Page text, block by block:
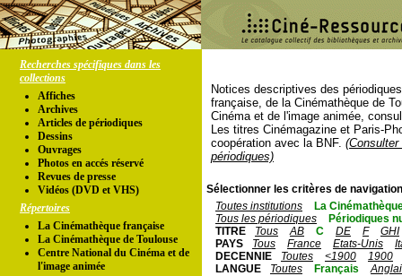
Recherches spécifiques dans les
collections
Affiches
Archives
Articles de périodiques
Dessins
Ouvrages
Photos en accés réservé
Revues de presse
Vidéos (DVD et VHS)
Répertoires
La Cinémathèque française
La Cinémathèque de Toulouse
Centre National du Cinéma et de
l'image animée
Notices descriptives des
française, de la Cinémathèque de
Cinéma et de l'image animée,
Les titres Cinémagazine et Paris-
coopération avec la BNF.
périodiques)
Sélectionner les critères de
Toutes institutions
La
Tous les périodiques
Périodiques
TITRE
Tous AB C DE F
GHI
PAYS
Tous France Etats-Unis
DECENNIE
Toutes <1900
1900
LANGUE
Toutes Français